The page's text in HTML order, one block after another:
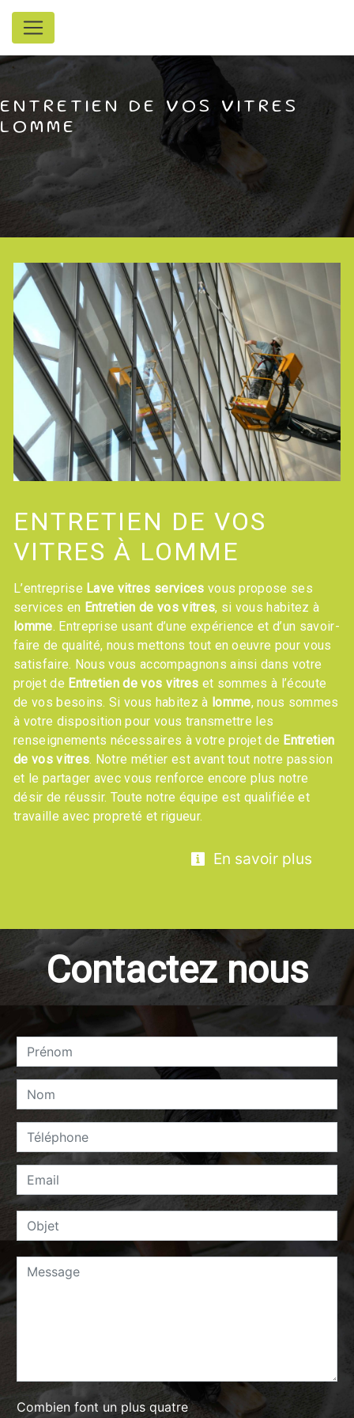
Panneau de gestion des cookies
ENTRETIEN DE VOS VITRES
LOMME
ENTRETIEN DE VOS
VITRES À LOMME
L’entreprise Lave vitres services vous propose ses
services en Entretien de vos vitres, si vous habitez à
lomme. Entreprise usant d’une expérience et d’un savoir-
faire de qualité, nous mettons tout en oeuvre pour vous
satisfaire. Nous vous accompagnons ainsi dans votre
projet de Entretien de vos vitres et sommes à l’écoute
de vos besoins. Si vous habitez à lomme, nous sommes
à votre disposition pour vous transmettre les
renseignements nécessaires à votre projet de Entretien
de vos vitres. Notre métier est avant tout notre passion
et le partager avec vous renforce encore plus notre
désir de réussir. Toute notre équipe est qualifiée et
travaille avec propreté et rigueur.
En savoir plus
Contactez nous
Combien font un plus quatre